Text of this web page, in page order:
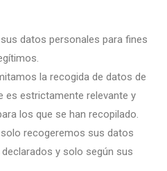
datos personales para fines
la recogida de datos de
es estrictamente relevante y
los que se han recopilado.
recogeremos sus datos
y solo según sus